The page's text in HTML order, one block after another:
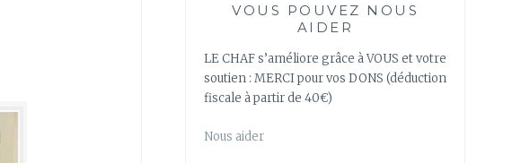
VOUS POUVEZ NOUS
AIDER
LE CHAF s’améliore grâce à VOUS et votre
soutien : MERCI pour vos DONS (déduction
fiscale à partir de 40€)
Nous aider